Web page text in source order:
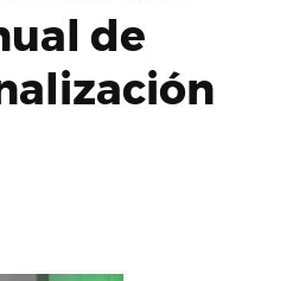
de